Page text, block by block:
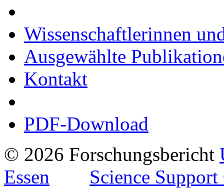
Wissenschaftlerinnen
Ausgewählte
Kontakt
PDF-Download
© 2026 Forschungsbericht
Essen
Science